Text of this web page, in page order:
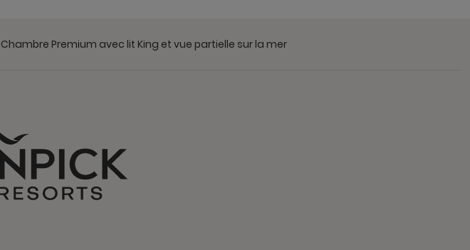
Chambre Premium avec lit King et vue partielle sur la mer